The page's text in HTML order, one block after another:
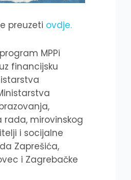
preuzeti ovdje.
MPPi
financijsku
rada, mirovinskog
i socijalne
Zaprešića,
i Zagrebačke